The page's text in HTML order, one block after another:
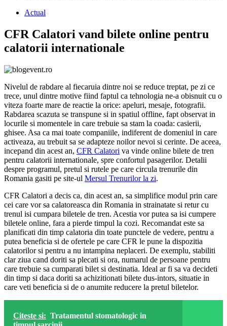
Actual
CFR Calatori vand bilete online pentru
calatorii internationale
Nivelul de rabdare al fiecaruia dintre noi se reduce treptat, pe zi ce
trece, unul dintre motive fiind faptul ca tehnologia ne-a obisnuit cu o
viteza foarte mare de reactie la orice: apeluri, mesaje, fotografii.
Rabdarea scazuta se transpune si in spatiul offline, fapt observat in
locurile si momentele in care trebuie sa stam la coada: casierii,
ghisee. Asa ca mai toate companiile, indiferent de domeniul in care
activeaza, au trebuit sa se adapteze noilor nevoi si cerinte. De aceea,
incepand din acest an, CFR Calatori va vinde online bilete de tren
pentru calatorii internationale, spre confortul pasagerilor. Detalii
despre programul, pretul si rutele pe care circula trenurile din
Romania gasiti pe site-ul Mersul Trenurilor la zi.
CFR Calatori a decis ca, din acest an, sa simplifice modul prin care
cei care vor sa calatoreasca din Romania in strainatate si retur cu
trenul isi cumpara biletele de tren. Acestia vor putea sa isi cumpere
biletele online, fara a pierde timpul la cozi. Recomandat este sa
planificati din timp calatoria din toate punctele de vedere, pentru a
putea beneficia si de ofertele pe care CFR le pune la dispozitia
calatorilor si pentru a nu intampina neplaceri. De exemplu, stabiliti
clar ziua cand doriti sa plecati si ora, numarul de persoane pentru
care trebuie sa cumparati bilet si destinatia. Ideal ar fi sa va decideti
din timp si daca doriti sa achizitionati bilete dus-intors, situatie in
care veti beneficia si de o anumite reducere la pretul biletelor.
Citeste si: Tratamentul stomatologic in